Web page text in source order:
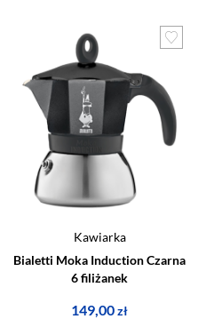
Kawiarka
Bialetti Moka Induction Czarna
6 filiżanek
149,00zł